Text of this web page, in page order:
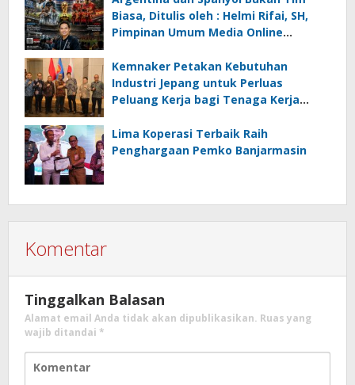
Rifai, SH
Biasa, Ditulis oleh : Helmi Rifai, SH,
Pimpinan Umum Media Online
Kemnaker Petakan Kebutuhan
Industri Jepang untuk Perluas
Peluang Kerja bagi Tenaga Kerja
Lima Koperasi Terbaik Raih
Penghargaan Pemko Banjarmasin
Komentar
Tinggalkan Balasan
Alamat email Anda tidak akan dipublikasikan. Ruas yang
wajib ditandai *